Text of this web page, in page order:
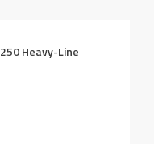
Heavy-Line